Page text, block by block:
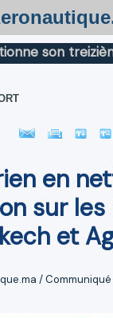
treizième
en
sur
et
/ Communiqué